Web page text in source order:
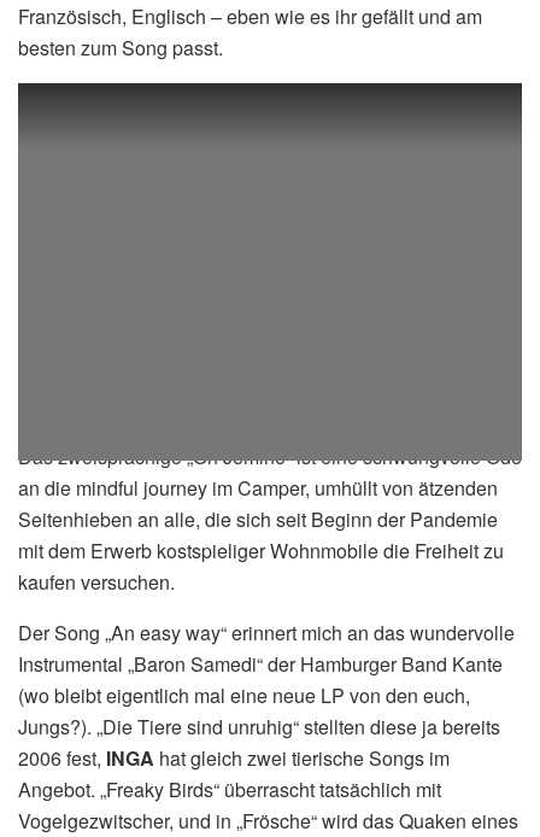
Französisch, Englisch – eben wie es ihr gefällt und am
besten zum Song passt.
Das zweisprachige „Oh Jemine“ ist eine schwungvolle Ode
an die mindful journey im Camper, umhüllt von ätzenden
Seitenhieben an alle, die sich seit Beginn der Pandemie
mit dem Erwerb kostspieliger Wohnmobile die Freiheit zu
kaufen versuchen.
Der Song „An easy way“ erinnert mich an das wundervolle
Instrumental „Baron Samedi“ der Hamburger Band Kante
(wo bleibt eigentlich mal eine neue LP von den euch,
Jungs?). „Die Tiere sind unruhig“ stellten diese ja bereits
2006 fest, INGA hat gleich zwei tierische Songs im
Angebot. „Freaky Birds“ überrascht tatsächlich mit
Vogelgezwitscher, und in „Frösche“ wird das Quaken eines